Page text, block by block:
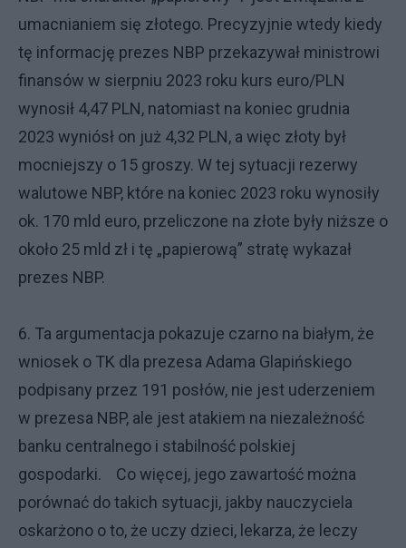
umacnianiem się złotego. Precyzyjnie wtedy kiedy
tę informację prezes NBP przekazywał ministrowi
finansów w sierpniu 2023 roku kurs euro/PLN
wynosił 4,47 PLN, natomiast na koniec grudnia
2023 wyniósł on już 4,32 PLN, a więc złoty był
mocniejszy o 15 groszy. W tej sytuacji rezerwy
walutowe NBP, które na koniec 2023 roku wynosiły
ok. 170 mld euro, przeliczone na złote były niższe o
około 25 mld zł i tę „papierową” stratę wykazał
prezes NBP.
6. Ta argumentacja pokazuje czarno na białym, że
wniosek o TK dla prezesa Adama Glapińskiego
podpisany przez 191 posłów, nie jest uderzeniem
w prezesa NBP, ale jest atakiem na niezależność
banku centralnego i stabilność polskiej
gospodarki. Co więcej, jego zawartość można
porównać do takich sytuacji, jakby nauczyciela
oskarżono o to, że uczy dzieci, lekarza, że leczy